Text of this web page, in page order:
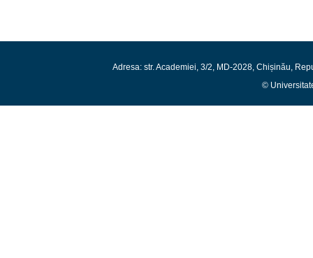
Adresa: str. Academiei, 3/2, MD-2028, Chișinău,
©